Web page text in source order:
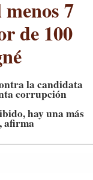
7
de 100
la candidata
corrupción
hay una más
afirma